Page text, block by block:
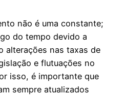
não é uma constante;
do tempo devido a
alterações nas taxas de
e flutuações no
isso, é importante que
sempre atualizados